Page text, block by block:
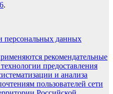
.
персональных данных
рекомендательные
предоставления
и анализа
пользователей сети